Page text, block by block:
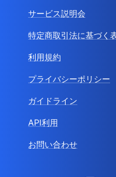
サービス説明会
特定商取引法に基づく
利用規約
プライバシーポリシー
ガイドライン
API利用
お問い合わせ